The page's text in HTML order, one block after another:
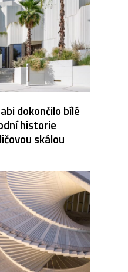
dokončilo bílé
historie
skálou